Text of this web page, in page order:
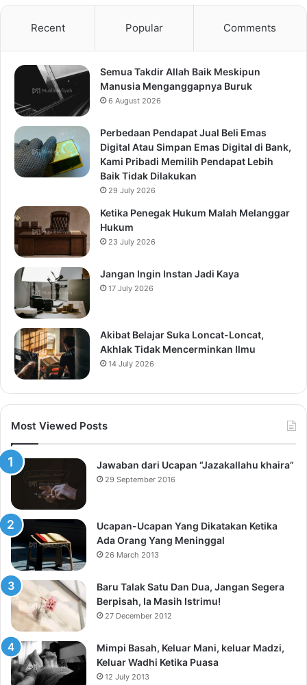
Recent Popular Comments
Semua Takdir Allah Baik Meskipun
Manusia Menganggapnya Buruk
6 August 2026
Perbedaan Pendapat Jual Beli Emas
Digital Atau Simpan Emas Digital di Bank,
Kami Pribadi Memilih Pendapat Lebih
Baik Tidak Dilakukan
29 July 2026
Ketika Penegak Hukum Malah Melanggar
Hukum
23 July 2026
Jangan Ingin Instan Jadi Kaya
17 July 2026
Akibat Belajar Suka Loncat-Loncat,
Akhlak Tidak Mencerminkan Ilmu
14 July 2026
Most Viewed Posts
Jawaban dari Ucapan “Jazakallahu khaira”
29 September 2016
Ucapan-Ucapan Yang Dikatakan Ketika
Ada Orang Yang Meninggal
26 March 2013
Baru Talak Satu Dan Dua, Jangan Segera
Berpisah, Ia Masih Istrimu!
27 December 2012
Mimpi Basah, Keluar Mani, keluar Madzi,
Keluar Wadhi Ketika Puasa
12 July 2013